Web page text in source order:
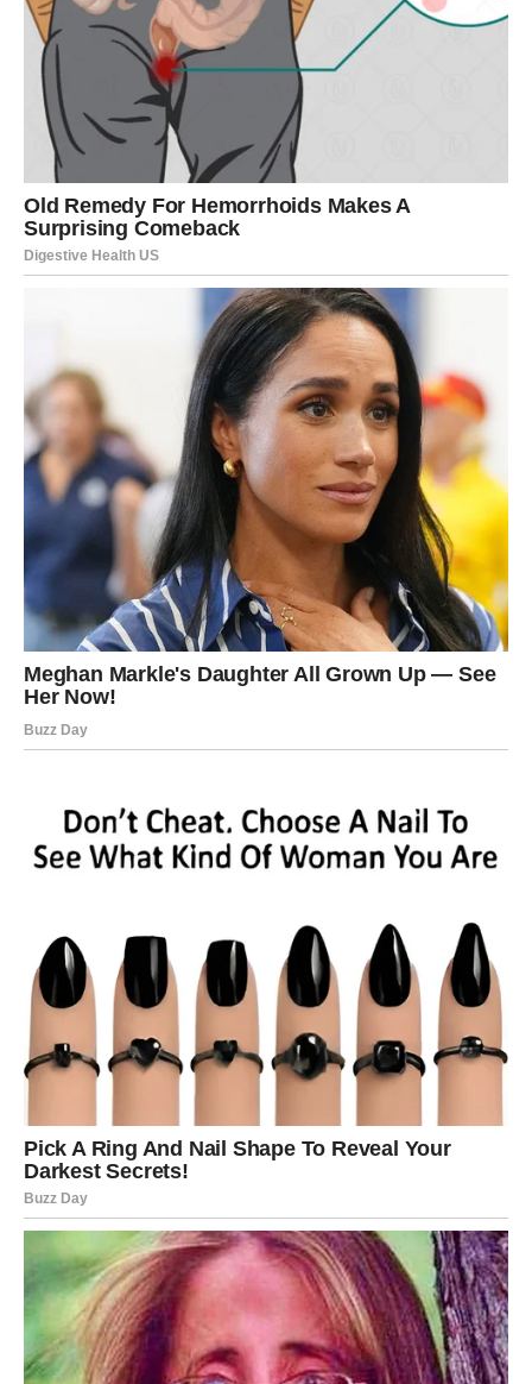
Nije volela pogrešno. Samo je volela nekoga ko nije znao
šta znači voleti.
Dolazi trenutak buđenja. Ponekad kroz jednu rečenicu.
Ponekad kroz pogled. Ponekad kroz izdaju koja više ne
može da se opravda. Ona počinje da primećuje obrazac.
Shvata da problem nije u njenom nedostatku, već u
njegovoj potrebi za kontrolom.
Manipulator ne podnosi gubitak moći. Kada oseti da se
ona udaljava, pojačaće taktike. Biće nežniji nego ikada.
Obećavaće promenu. Govoriće da bez nje ne može.
Možda će zaplakati. Možda će je podsetiti na sve “lepe
trenutke”.
Ali sada ona vidi razliku između reči i dela.
Odlazak od manipulatora nije lak. To nije samo prekid
veze. To je prekid iluzije. Prekid sna. Prekid nade da će
se vratiti onaj čovek sa početka. Jer istina je bolna – taj
čovek nikada nije postojao. Postojao je samo kao
projekcija.
slomljene. Preispituju sebe. Sram ih je što nisu ranije
videle znake. Pitaju se kako su dozvolile da budu
Dobrota nikada nije mana. Poverenje nije slabost. Ljubav
nije greška.
Greška je bila u izboru osobe koja te vrednosti nije delila.
I upravo tu počinje njihova prava snaga.
Kada se žena probudi iz manipulacije, ona postaje
drugačija. Ne hladna. Ne ogorčena. Već svesna. Naučila je
da sluša intuiciju. Naučila je da reči bez dela ne znače
ništa. Naučila je da ljubav bez poštovanja nije ljubav.
Njene granice postaju jasnije. Njena tišina postaje
snažnija. Više ne objašnjava previše. Ne moli za